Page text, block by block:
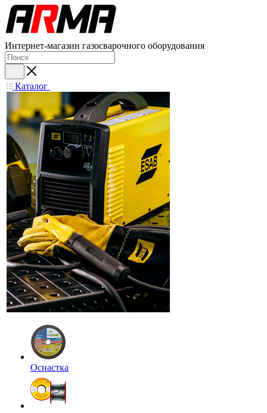
Интернет-магазин газосварочного оборудования
Каталог
Оснастка